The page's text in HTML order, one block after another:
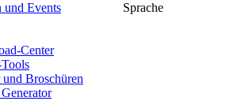
Sprache
und Events
Center
Broschüren